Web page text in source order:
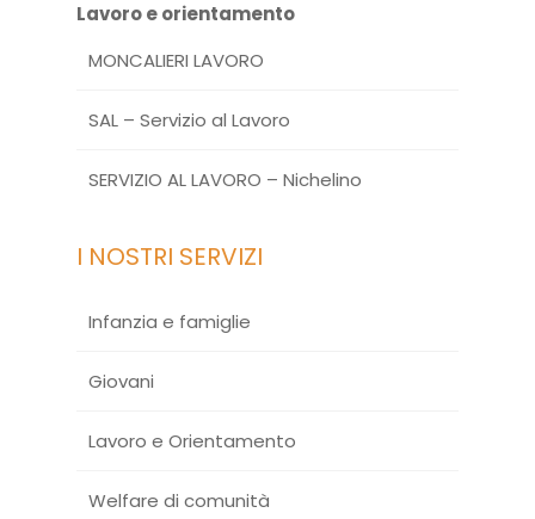
Lavoro e orientamento
MONCALIERI LAVORO
SAL – Servizio al Lavoro
SERVIZIO AL LAVORO – Nichelino
I NOSTRI SERVIZI
Infanzia e famiglie
Giovani
Lavoro e Orientamento
Welfare di comunità